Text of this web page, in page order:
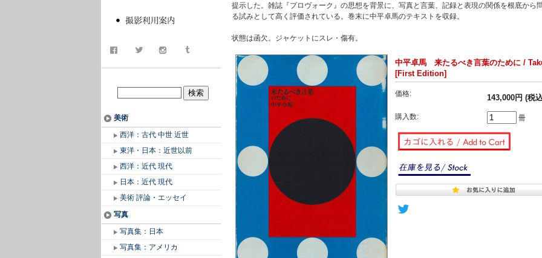
美術
西洋：古代 中世 近世
東洋・日本：近世以前
西洋：近代 現代
日本：近代 現代
美術 評論・エッセイ
写真
写真集：日本
写真集：アメリカ
提示した。雑誌『プロヴォーク』の思想を背景に、写真と言葉、記録と表現の関係を根底から
る試みとして高く評価されている。巻末に中平卓馬のテキストを収録。
状態は函欠。ジャケットにスレ・傷有。
中平卓馬 来たるべき言葉のために /
[First Edition]
価格: 143,000円 (税
購入数: 冊